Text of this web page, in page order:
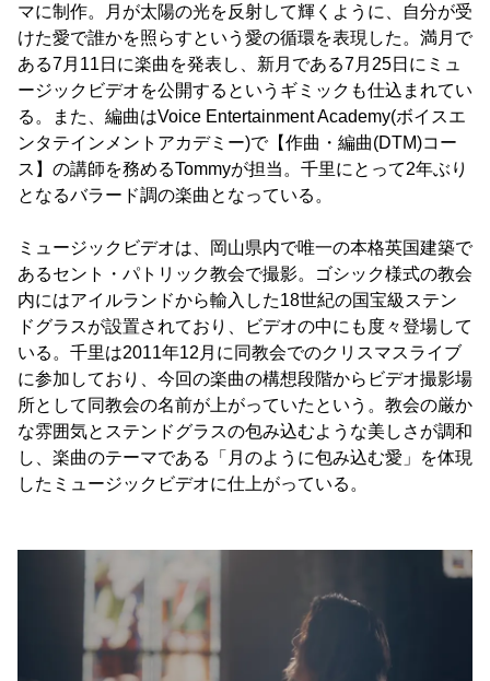
マに制作。月が太陽の光を反射して輝くように、自分が受
けた愛で誰かを照らすという愛の循環を表現した。満月で
ある7月11日に楽曲を発表し、新月である7月25日にミュ
ージックビデオを公開するというギミックも仕込まれてい
る。また、編曲はVoice Entertainment Academy(ボイスエ
ンタテインメントアカデミー)で【作曲・編曲(DTM)コー
ス】の講師を務めるTommyが担当。千里にとって2年ぶり
となるバラード調の楽曲となっている。
ミュージックビデオは、岡山県内で唯一の本格英国建築で
あるセント・パトリック教会で撮影。ゴシック様式の教会
内にはアイルランドから輸入した18世紀の国宝級ステン
ドグラスが設置されており、ビデオの中にも度々登場して
いる。千里は2011年12月に同教会でのクリスマスライブ
に参加しており、今回の楽曲の構想段階からビデオ撮影場
所として同教会の名前が上がっていたという。教会の厳か
な雰囲気とステンドグラスの包み込むような美しさが調和
し、楽曲のテーマである「月のように包み込む愛」を体現
したミュージックビデオに仕上がっている。